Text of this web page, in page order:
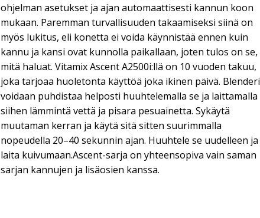
ohjelman asetukset ja ajan automaattisesti kannun koon
mukaan. Paremman turvallisuuden takaamiseksi siinä on
myös lukitus, eli konetta ei voida käynnistää ennen kuin
kannu ja kansi ovat kunnolla paikallaan, joten tulos on se,
mitä haluat. Vitamix Ascent A2500i:llä on 10 vuoden takuu,
joka tarjoaa huoletonta käyttöä joka ikinen päivä. Blenderi
voidaan puhdistaa helposti huuhtelemalla se ja laittamalla
siihen lämmintä vettä ja pisara pesuainetta. Sykäytä
muutaman kerran ja käytä sitä sitten suurimmalla
nopeudella 20–40 sekunnin ajan. Huuhtele se uudelleen ja
laita kuivumaan.Ascent-sarja on yhteensopiva vain saman
sarjan kannujen ja lisäosien kanssa.